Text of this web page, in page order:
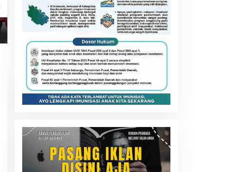
Pemkab Labuhanbatu
Siapkan 120 ASN Ikuti
Sertifikasi PBJ, Perkuat
Profesionalisme dan
Integritas Aparatur
Pemerintah
Bupati Asmar Bertemu
Danposal, Bahas Strategi
Jaga Keamanan dan
Kemajuan Meranti